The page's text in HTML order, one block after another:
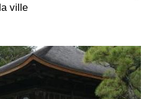
ville